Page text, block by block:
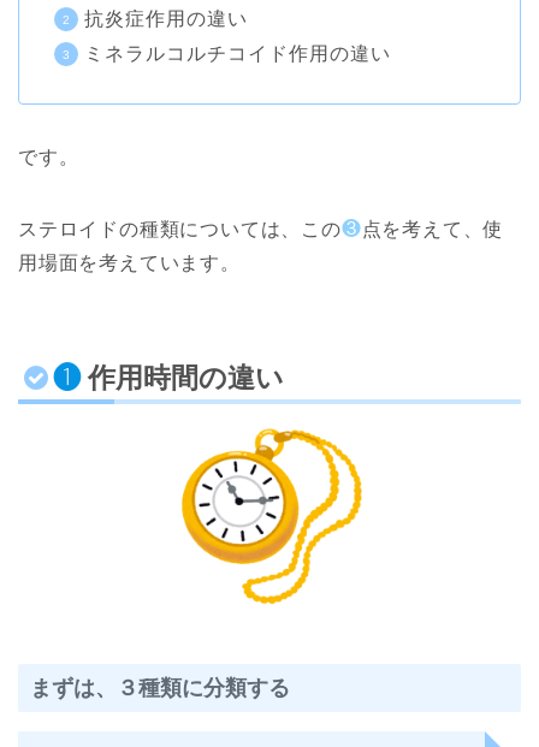
抗炎症作用の違い
ミネラルコルチコイド作用の違い
です。
ステロイドの種類については、この❸点を考えて、使
用場面を考えています。
❶作用時間の違い
まずは、３種類に分類する